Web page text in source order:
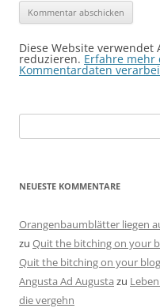
Diese Website verwendet
reduzieren. Erfahre mehr
Kommentardaten
nach:
NEUESTE KOMMENTARE
Orangenbaumblätter liegen
zu Quit the bitching on your
Quit the bitching on your
Angusta Ad Augusta zu
die vergehn